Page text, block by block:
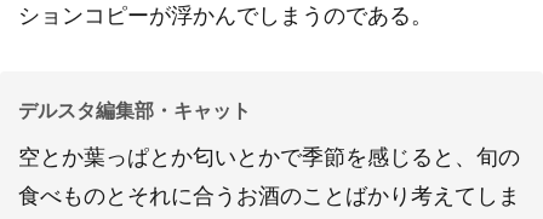
ションコピーが浮かんでしまうのである。
デルスタ編集部・キャット
空とか葉っぱとか匂いとかで季節を感じると、旬の
食べものとそれに合うお酒のことばかり考えてしま